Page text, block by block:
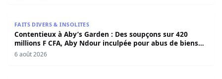
FAITS DIVERS & INSOLITES
Contentieux à Aby’s Garden : Des soupçons sur 420
millions F CFA, Aby Ndour inculpée pour abus de biens
sociaux
6 août 2026